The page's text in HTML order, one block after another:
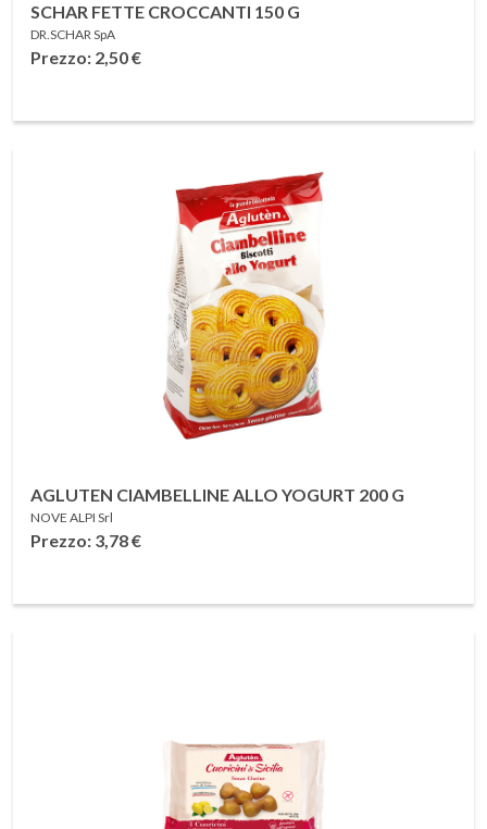
SCHAR FETTE CROCCANTI 150 G
DR.SCHAR SpA
Prezzo: 2,50€
AGLUTEN CIAMBELLINE ALLO YOGURT 200 G
NOVE ALPI Srl
Prezzo: 3,78€